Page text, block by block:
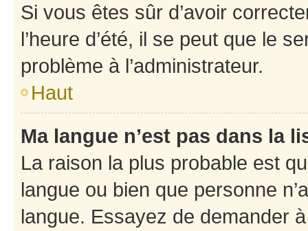
Si vous êtes sûr d’avoir
l’heure d’été, il se peut que le
problème à l’administrateur.
Haut
Ma langue n’est pas dans la
La raison la plus probable est
langue ou bien que personne
langue. Essayez de demander